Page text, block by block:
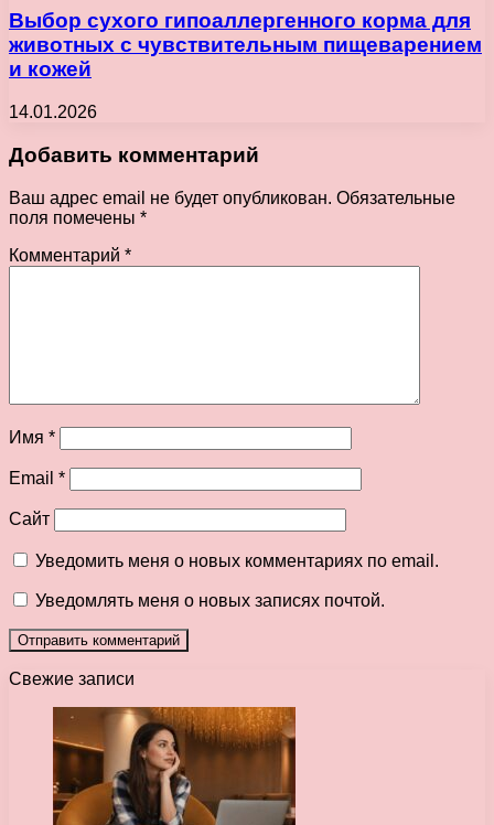
Выбор сухого гипоаллергенного корма для
животных с чувствительным пищеварением
и кожей
14.01.2026
Добавить комментарий
Ваш адрес email не будет опубликован. Обязательные
поля помечены *
Комментарий *
Имя *
Email *
Сайт
Уведомить меня о новых комментариях по email.
Уведомлять меня о новых записях почтой.
Свежие записи